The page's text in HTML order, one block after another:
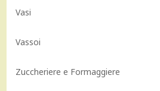
Vasi
Vassoi
Zuccheriere e Formaggiere